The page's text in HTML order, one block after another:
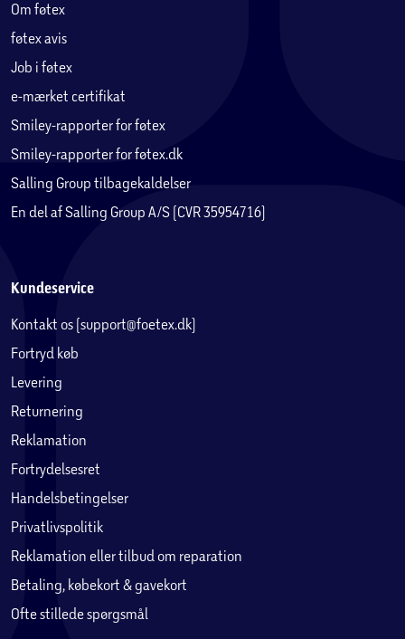
Om føtex
føtex avis
Job i føtex
e-mærket certifikat
Smiley-rapporter for føtex
Smiley-rapporter for føtex.dk
Salling Group tilbagekaldelser
En del af Salling Group A/S (CVR 35954716)
Kundeservice
Kontakt os (support@foetex.dk)
Fortryd køb
Levering
Returnering
Reklamation
Fortrydelsesret
Handelsbetingelser
Privatlivspolitik
Reklamation eller tilbud om reparation
Betaling, købekort & gavekort
Ofte stillede spørgsmål